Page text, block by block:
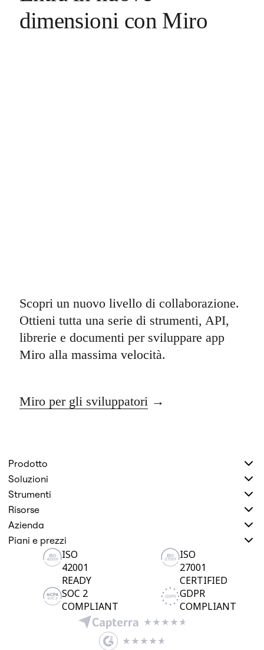
dimensioni con Miro
Scopri un nuovo livello di collaborazione.
Ottieni tutta una serie di strumenti, API,
librerie e documenti per sviluppare app
Miro alla massima velocità.
Miro per gli sviluppatori
Prodotto
Soluzioni
Strumenti
Risorse
Azienda
Piani e prezzi
ISO
42001
READY
ISO
27001
CERTIFIED
SOC 2
COMPLIANT
GDPR
COMPLIANT